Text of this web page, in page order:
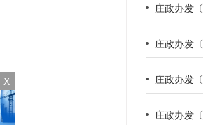
X
庄政办发
庄政办发
庄政办发
庄政办发